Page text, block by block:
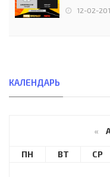
12-02-
КАЛЕНДАРЬ
«
ПН ВТ СР